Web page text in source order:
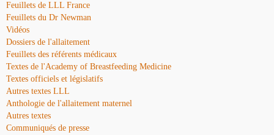
Feuillets de LLL France
Feuillets du Dr Newman
Vidéos
Dossiers de l'allaitement
Feuillets des référents médicaux
Textes de l'Academy of Breastfeeding Medicine
Textes officiels et législatifs
Autres textes LLL
Anthologie de l'allaitement maternel
Autres textes
Communiqués de presse